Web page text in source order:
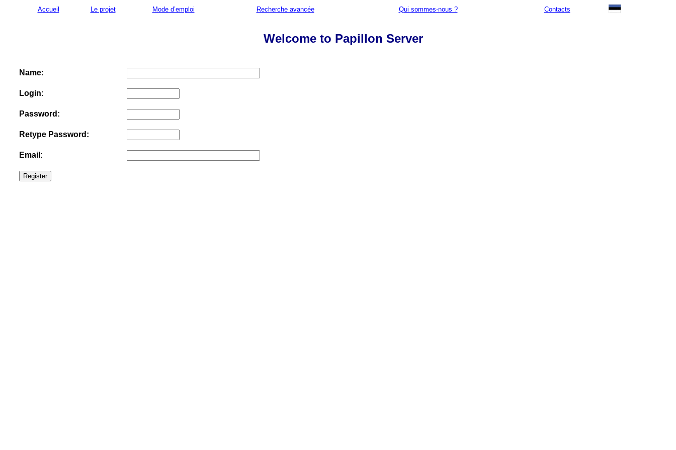
Accueil Le projet Mode d’emploi Recherche avancée Qui sommes-nous ? Contacts
Welcome to Papillon Server
Name:
Login:
Password:
Retype Password:
Email: